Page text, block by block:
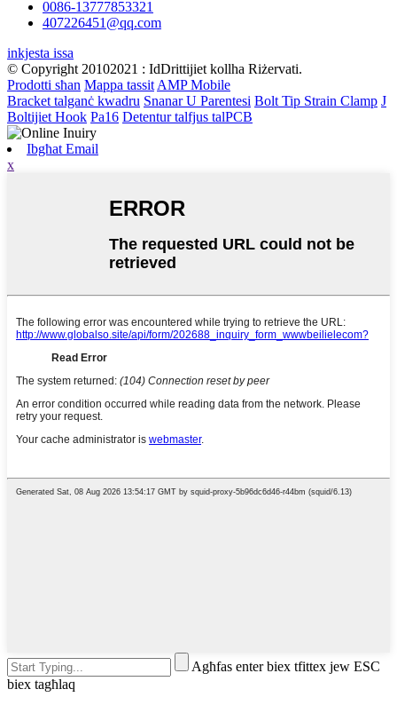
0086-13777853321
407226451@qq.com
inkjesta issa
© Copyright 20102021 : IdDrittijiet kollha Riżervati.
Prodotti sħan Mappa tassit AMP Mobile
Bracket talganċ kwadru Snanar U Parentesi Bolt Tip Strain Clamp J
Boltijiet Hook Pa16 Detentur talfjus talPCB
Ibgħat Email
x
Agħfas enter biex tfittex jew ESC
biex tagħlaq